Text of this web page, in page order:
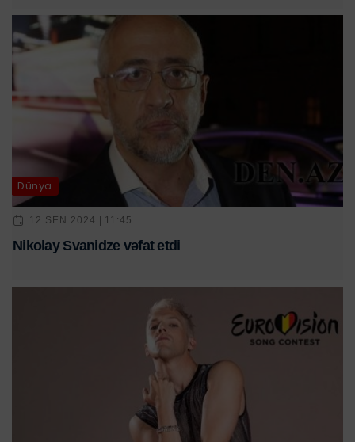
Dünya
12 SEN 2024 | 11:45
Nikolay Svanidze vəfat etdi